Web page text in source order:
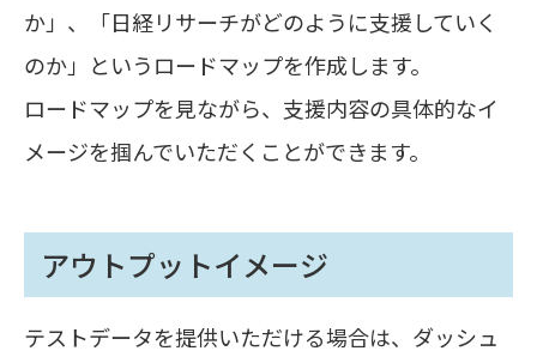
か」、「日経リサーチがどのように支援していく
のか」というロードマップを作成します。
ロードマップを見ながら、支援内容の具体的なイ
メージを掴んでいただくことができます。
アウトプットイメージ
テストデータを提供いただける場合は、ダッシュ